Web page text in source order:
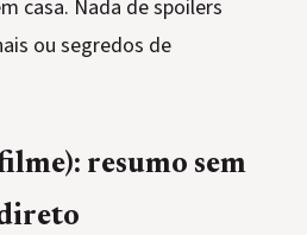
casa. Nada de spoilers
ou segredos de
resumo sem